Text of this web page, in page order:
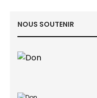
NOUS SOUTENIR